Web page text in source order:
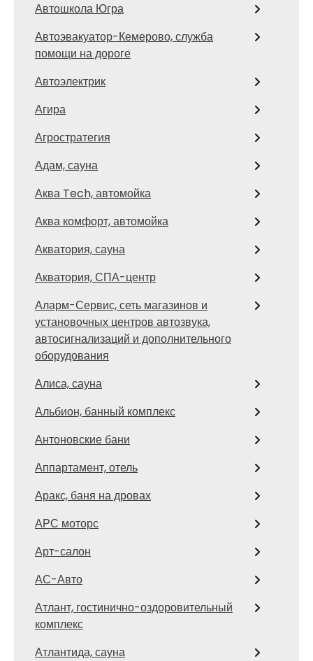
Автошкола Югра
Автоэвакуатор-Кемерово, служба
помощи на дороге
Автоэлектрик
Агира
Агростратегия
Адам, сауна
Аква Tech, автомойка
Аква комфорт, автомойка
Акватория, сауна
Акватория, СПА-центр
Аларм-Сервис, сеть магазинов и
установочных центров автозвука,
автосигнализаций и дополнительного
оборудования
Алиса, сауна
Альбион, банный комплекс
Антоновские бани
Аппартамент, отель
Аракс, баня на дровах
АРС моторс
Арт-салон
АС-Авто
Атлант, гостинично-оздоровительный
комплекс
Атлантида, сауна